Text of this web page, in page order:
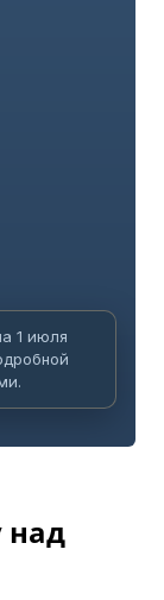
1 июля
над